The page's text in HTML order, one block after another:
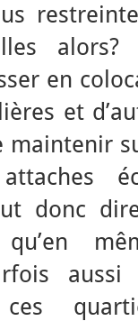
alors?
en
et
maintenir
donc